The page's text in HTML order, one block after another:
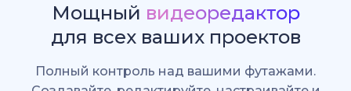
Мощный видеоредактор
для всех ваших проектов
Полный контроль над вашими футажами.